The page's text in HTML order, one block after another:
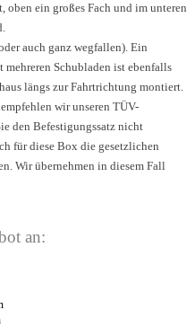
ein großes Fach und im unteren
auch ganz wegfallen). Ein
Schubladen ist ebenfalls
längs zur Fahrtrichtung montiert.
wirunseren TÜV-
den Befestigungssatz nicht
für diese Box die gesetzlichen
Wir übernehmen in diesem Fall
an: